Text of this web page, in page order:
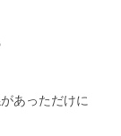
あっただけに